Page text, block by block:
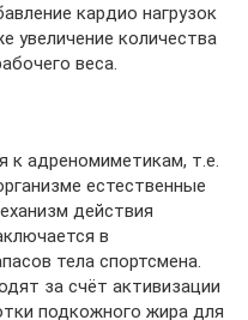
кардио нагрузок
увеличение количества
веса.
к адреномиметикам, т.е.
естественные
действия
в
тела спортсмена.
за счёт активизации
подкожного жира для